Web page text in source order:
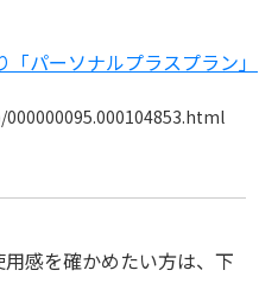
パーソナルプラスプラン」
感を確かめたい方は、下